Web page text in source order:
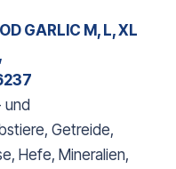
GARLIC M, L, XL
und
Getreide,
Hefe, Mineralien,